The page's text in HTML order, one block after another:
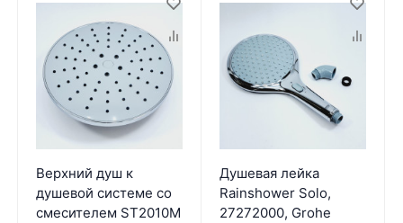
Верхний душ к
душевой системе со
смесителем ST2010M
Душевая лейка
Rainshower Solo,
27272000, Grohe